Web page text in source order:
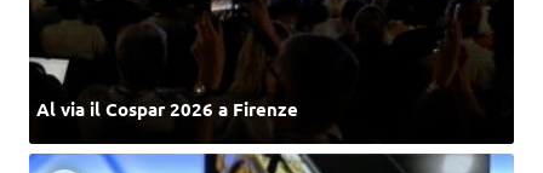
Al via il Cospar 2026 a Firenze